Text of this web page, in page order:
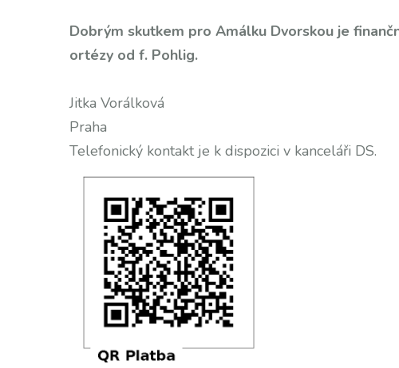
Dobrým skutkem pro Amálku Dvorskou je
ortézy od f. Pohlig.
Jitka Vorálková
Praha
Telefonický kontakt je k dispozici v kanceláři DS.